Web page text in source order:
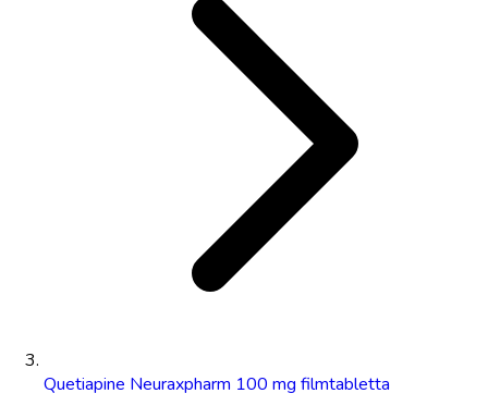
Quetiapine Neuraxpharm 100 mg filmtabletta